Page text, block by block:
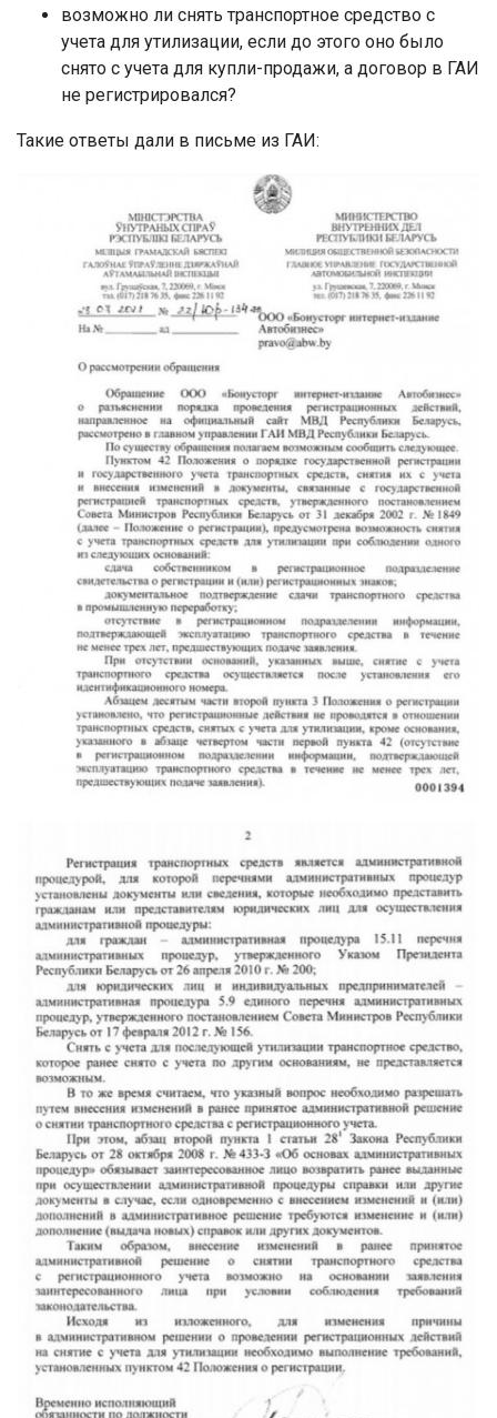
возможно ли снять транспортное средство с
учета для утилизации, если до этого оно было
снято с учета для купли-продажи, а договор в ГАИ
не регистрировался?
Такие ответы дали в письме из ГАИ: